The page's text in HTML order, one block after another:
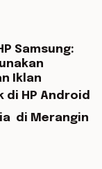
Samsung:
Iklan
di HP Android
di Merangin